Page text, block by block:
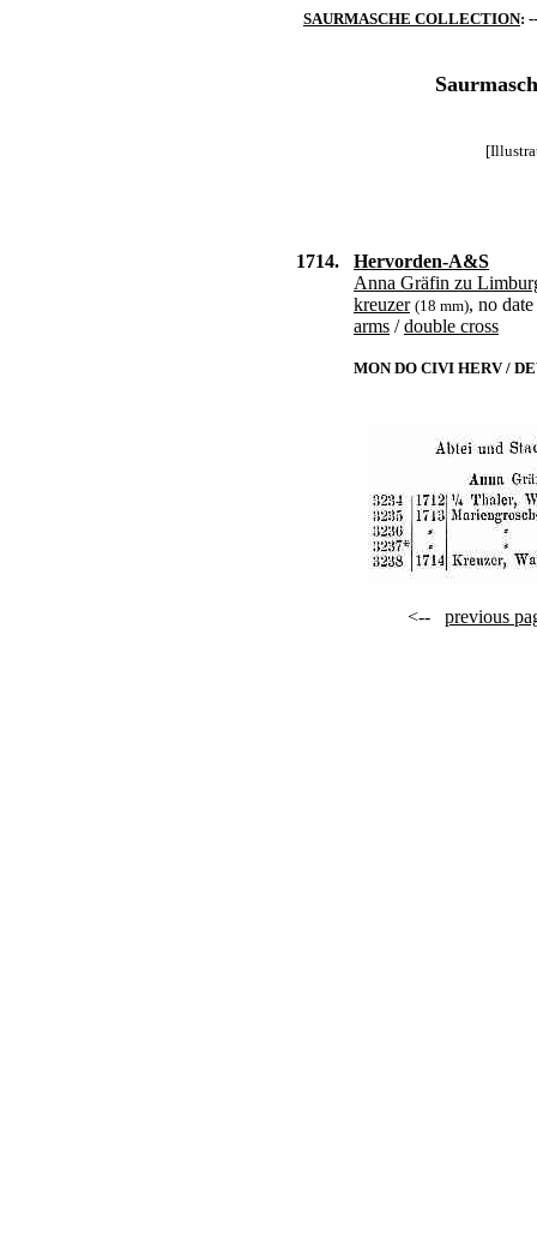
SAURMASCHE COLLECTION:
1714.
Hervorden-A&S
Anna Gräfin zu
kreuzer (18 mm), no date
arms /double cross
MON DO CIVI HERV /
<-- previous